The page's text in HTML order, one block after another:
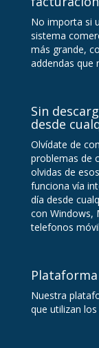
No importa si
sistema
más grande,
addendas que
Sin
desde
Olvídate de
problemas de
olvidas de
funciona vía
día desde
con Windows,
telefonos
Nuestra
que utilizan